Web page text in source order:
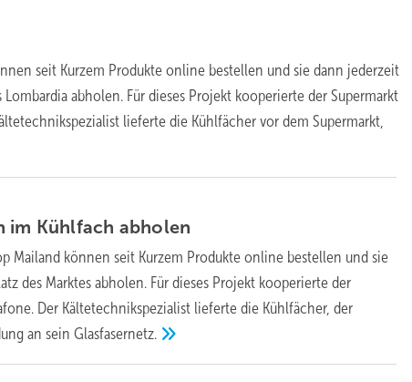
seit Kurzem Produkte online bestellen und sie dann jederzeit
Lombardia abholen. Für dieses Projekt kooperierte der Supermarkt
lieferte die Kühlfächer vor dem Supermarkt,
im Kühlfach abholen
Mailand können seit Kurzem Produkte online bestellen und sie
des Marktes abholen. Für dieses Projekt kooperierte der
Der Kältetechnikspezialist lieferte die Kühlfächer, der
an seinGlasfasernetz.